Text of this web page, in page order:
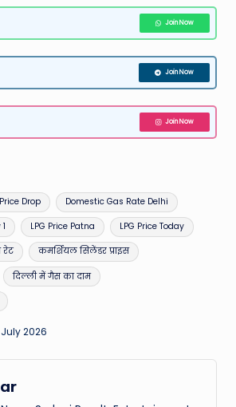
Join Now
Join Now
Join Now
Drop Domestic Gas Rate Delhi
LPG Price Patna LPG Price Today
रेट कमर्शियल सिलेंडर प्राइस
दिल्ली में गैस का दाम
2026